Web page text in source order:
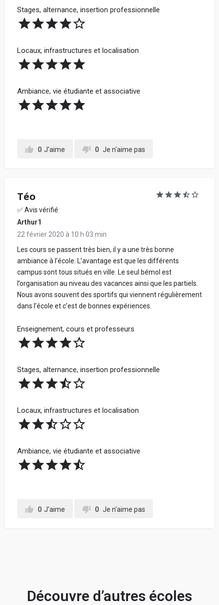
Stages, alternance, insertion professionnelle
Locaux, infrastructures et localisation
Ambiance, vie étudiante et associative
0 J'aime 0 Je n'aime pas
Téo
✅ Avis vérifié
Arthur1
22 février 2020 à 10 h 03 min
Les cours se passent très bien, il y a une très bonne
ambiance à l’école. L’avantage est que les différents
campus sont tous situés en ville. Le seul bémol est
l’organisation au niveau des vacances ainsi que les partiels.
Nous avons souvent des sportifs qui viennent régulièrement
dans l’école et c’est de bonnes expériences.
Enseignement, cours et professeurs
Stages, alternance, insertion professionnelle
Locaux, infrastructures et localisation
Ambiance, vie étudiante et associative
0 J'aime 0 Je n'aime pas
Découvre d’autres écoles